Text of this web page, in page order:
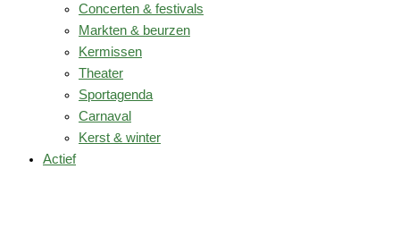
Concerten & festivals
Markten & beurzen
Kermissen
Theater
Sportagenda
Carnaval
Kerst & winter
Actief